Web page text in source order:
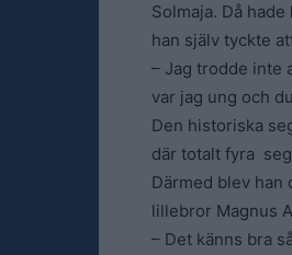
Solmaja. Då
han själv tyckte
– Jag trodde inte
var jag ung och
Den historiska
där totalt fyra
Därmed blev han
lillebror Magnus
– Det känns bra